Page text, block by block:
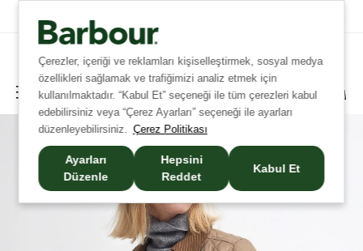
Çerezler, içeriği ve reklamları kişiselleştirmek, sosyal medya
özellikleri sağlamak ve trafiğimizi analiz etmek için
kullanılmaktadır. “Kabul Et” seçeneği ile tüm çerezleri kabul
edebilirsiniz veya “Çerez Ayarları” seçeneği ile ayarları
düzenleyebilirsiniz. Çerez Politikası
Ayarları
Düzenle
Hepsini
Reddet
Kabul Et